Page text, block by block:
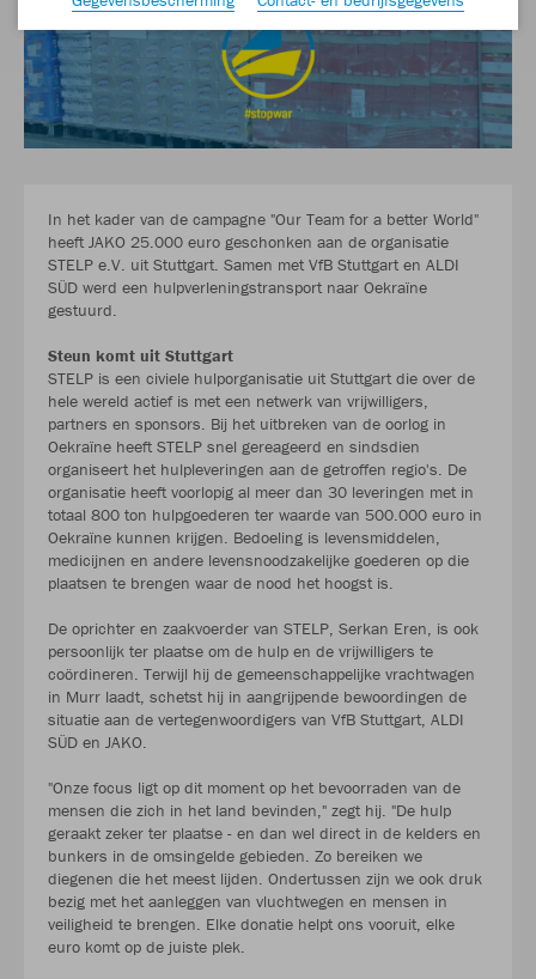
In het kader van de campagne "Our Team for a better World"
heeft JAKO 25.000 euro geschonken aan de organisatie
STELP e.V. uit Stuttgart. Samen met VfB Stuttgart en ALDI
SÜD werd een hulpverleningstransport naar Oekraïne
gestuurd.
Steun komt uit Stuttgart
STELP is een civiele hulporganisatie uit Stuttgart die over de
hele wereld actief is met een netwerk van vrijwilligers,
partners en sponsors. Bij het uitbreken van de oorlog in
Oekraïne heeft STELP snel gereageerd en sindsdien
organiseert het hulpleveringen aan de getroffen regio's. De
organisatie heeft voorlopig al meer dan 30 leveringen met in
totaal 800 ton hulpgoederen ter waarde van 500.000 euro in
Oekraïne kunnen krijgen. Bedoeling is levensmiddelen,
medicijnen en andere levensnoodzakelijke goederen op die
plaatsen te brengen waar de nood het hoogst is.
De oprichter en zaakvoerder van STELP, Serkan Eren, is ook
persoonlijk ter plaatse om de hulp en de vrijwilligers te
coördineren. Terwijl hij de gemeenschappelijke vrachtwagen
in Murr laadt, schetst hij in aangrijpende bewoordingen de
situatie aan de vertegenwoordigers van VfB Stuttgart, ALDI
SÜD en JAKO.
"Onze focus ligt op dit moment op het bevoorraden van de
mensen die zich in het land bevinden," zegt hij. "De hulp
geraakt zeker ter plaatse - en dan wel direct in de kelders en
bunkers in de omsingelde gebieden. Zo bereiken we
diegenen die het meest lijden. Ondertussen zijn we ook druk
bezig met het aanleggen van vluchtwegen en mensen in
veiligheid te brengen. Elke donatie helpt ons vooruit, elke
euro komt op de juiste plek.